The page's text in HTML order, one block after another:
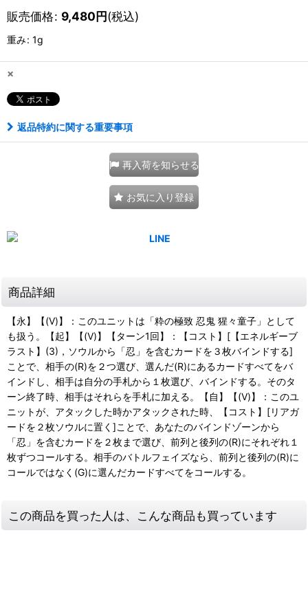
販売価格: 9,480円(税込)
重み: 1g
×
返品特約に関する重要事項
再入荷を知らせる
お気に入り登録
商品詳細
【永】【(V)】：このユニットは「粋の極致 忍鬼 猩々童子」として
も扱う。【起】【(V)】【ターン1回】：【コスト】[【エネルギーブ
ラスト】(3)，ソウルから「忍」を含むカードを３枚バインドする]
ことで、相手の(R)を２つ選び、選んだ(R)にあるカードすべてをバ
インドし、相手は自分の手札から１枚選び、バインドする。そのタ
ーン終了時、相手はそれらを手札に加える。【自】【(V)】：このユ
ニットが、アタックした時かアタックされた時、【コスト】[リアガ
ードを２枚ソウルに置く]ことで、あなたのバインドゾーンから
「忍」を含むカードを２枚まで選び、前列と後列の(R)にそれぞれ１
枚ずつコールする。相手のバトルフェイズなら、前列と後列の(R)に
コールではなく(G)に選んだカードすべてをコールする。
この商品を買った人は、こんな商品も買っています